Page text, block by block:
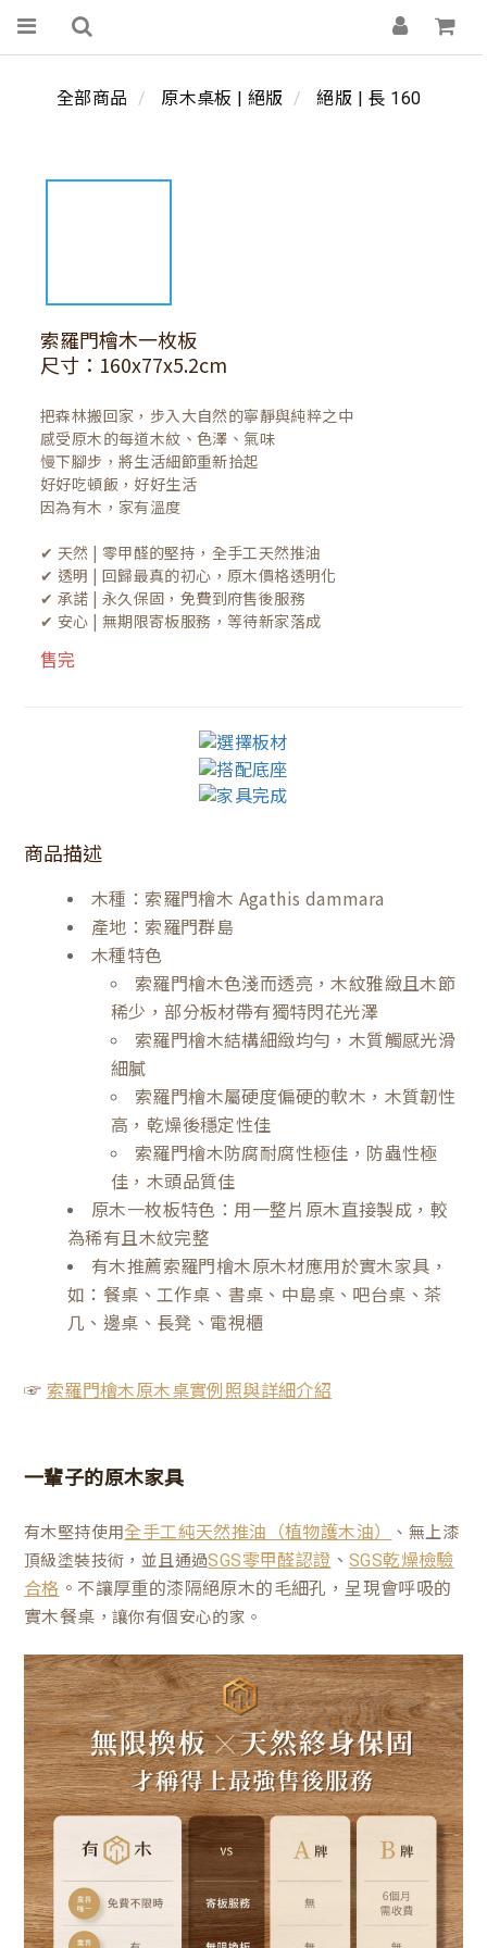
全部商品 原木桌板 | 絕版 絕版 | 長 160
索羅門檜木一枚板
尺寸：160x77x5.2cm
把森林搬回家，步入大自然的寧靜與純粹之中
感受原木的每道木紋、色澤、氣味
慢下腳步，將生活細節重新拾起
好好吃頓飯，好好生活
因為有木，家有溫度
✔ 天然 | 零甲醛的堅持，全手工天然推油
✔ 透明 | 回歸最真的初心，原木價格透明化
✔ 承諾 | 永久保固，免費到府售後服務
✔ 安心 | 無期限寄板服務，等待新家落成
售完
商品描述
木種：索羅門檜木 Agathis dammara
產地：索羅門群島
木種特色
索羅門檜木色淺而透亮，木紋雅緻且木節
稀少，部分板材帶有獨特閃花光澤
索羅門檜木結構細緻均勻，木質觸感光滑
細膩
索羅門檜木屬硬度偏硬的軟木，木質韌性
高，乾燥後穩定性佳
索羅門檜木防腐耐腐性極佳，防蟲性極
佳，木頭品質佳
原木一枚板特色：用一整片原木直接製成，較
為稀有且木紋完整
有木推薦索羅門檜木原木材應用於實木家具，
如：餐桌、工作桌、書桌、中島桌、吧台桌、茶
几、邊桌、長凳、電視櫃
☞ 索羅門檜木原木桌實例照與詳細介紹
一輩子的原木家具
有木堅持使用全手工純天然推油（植物護木油）
、無上漆
頂級塗裝技術，並且通過SGS零甲醛認證 、SGS乾燥檢驗
合格 。不讓厚重的漆隔絕原木的毛細孔，呈現會呼吸的
實木餐桌 ，讓你有個安心的家。